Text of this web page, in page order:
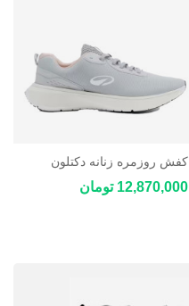
کفش روزمره زنانه دکتلون
DECATHLON JOGFLOW
12,870,000 تومان